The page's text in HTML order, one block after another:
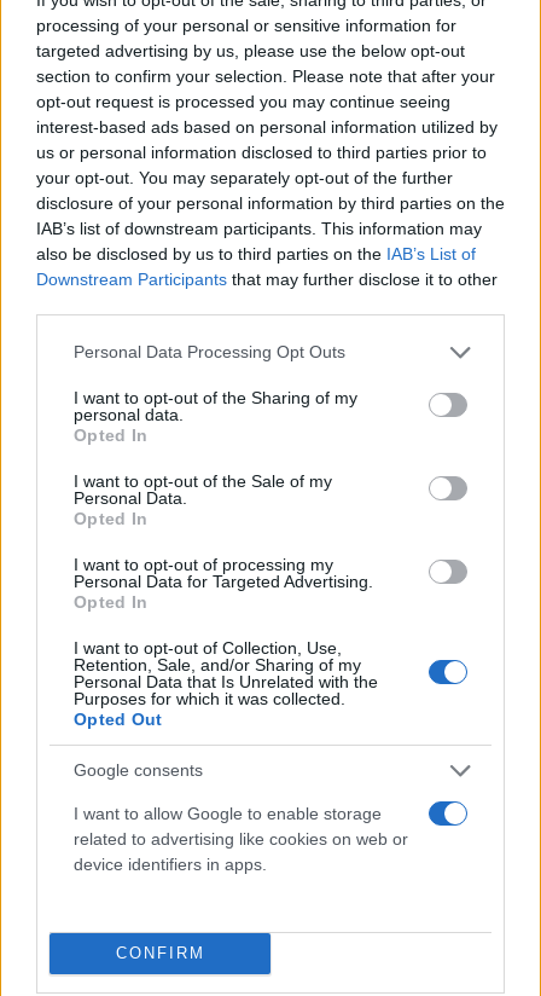
processing of your personal or sensitive information for
targeted advertising by us, please use the below opt-out
section to confirm your selection. Please note that after your
opt-out request is processed you may continue seeing
interest-based ads based on personal information utilized by
us or personal information disclosed to third parties prior to
your opt-out. You may separately opt-out of the further
disclosure of your personal information by third parties on the
IAB’s list of downstream participants. This information may
also be disclosed by us to third parties on the IAB’s List of
Downstream Participants that may further disclose it to other
Please note that this website/app uses one or more Google
not limited to your visit or usage behaviour. You may click to
grant or deny consent to Google and its third-party tags to
use your data for below specified purposes in below Google
consent section.
Personal Data Processing Opt Outs
I want to opt-out of the Sharing of my
personal data.
Opted In
I want to opt-out of the Sale of my
Personal Data.
Opted In
I want to opt-out of processing my
Personal Data for Targeted Advertising.
Opted In
I want to opt-out of Collection, Use,
Retention, Sale, and/or Sharing of my
Personal Data that Is Unrelated with the
Purposes for which it was collected.
Opted Out
Google consents
I want to allow Google to enable storage
related to advertising like cookies on web or
device identifiers in apps.
CONFIRM
μετεωρολόγος εξηγεί για ποιον λόγο γέλασε η
δημοσιογράφος
Τη εξήγησή του για όσα προηγήθηκαν της ζωντανής μετάδοσης
έδωσε ο μετεωρολόγος Γιάννης Σταματάκης, ζητώντας να μην
κρίνεται κανείς από μία μεμονωμένη στιγμή.
04.08.2026 14:01
Τσούρτης
«Μαρία, σε ευχαριστούμε»: Στο πλευρό της
δημοσιογράφου που γέλασε οι πυροσβέστες με
ανακοίνωση τους
«Οι ανθρωποφάγοι του πληκτρολογίου και του καναπέ ας
δείξουν λίγη αυτοσυγκράτηση.»
04.08.2026 12:35
Flash.gr